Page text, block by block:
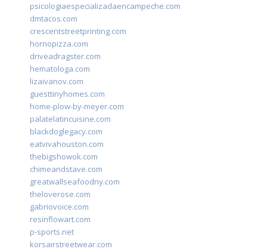
psicologiaespecializadaencampeche.com
dmtacos.com
crescentstreetprinting.com
hornopizza.com
driveadragster.com
hematologa.com
lizaivanov.com
guesttinyhomes.com
home-plow-by-meyer.com
palatelatincuisine.com
blackdoglegacy.com
eatvivahouston.com
thebigshowok.com
chimeandstave.com
greatwallseafoodny.com
theloverose.com
gabriovoice.com
resinflowart.com
p-sports.net
korsairstreetwear.com